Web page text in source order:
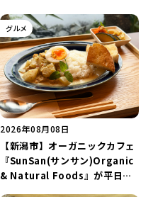
グルメ
2026年08月08日
【新潟市】オーガニックカフェ
『SunSan(サンサン)Organic
& Natural Foods』が平日ラ